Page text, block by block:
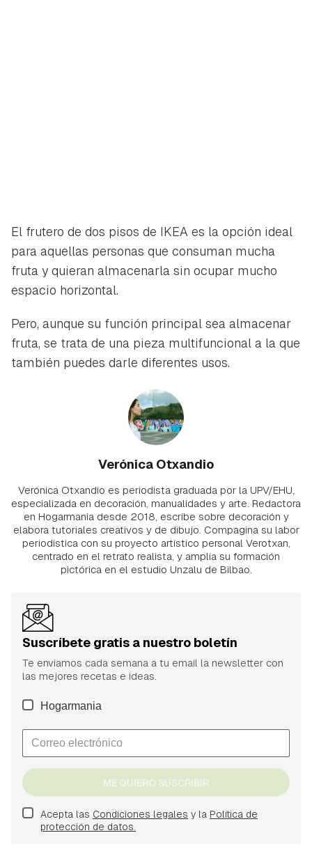
El frutero de dos pisos de IKEA es la opción ideal
para aquellas personas que consuman mucha
fruta y quieran almacenarla sin ocupar mucho
espacio horizontal.
Pero, aunque su función principal sea almacenar
fruta, se trata de una pieza multifuncional a la que
también puedes darle diferentes usos.
Verónica Otxandio
Verónica Otxandio es periodista graduada por la UPV/EHU,
especializada en decoración, manualidades y arte. Redactora
en Hogarmania desde 2018, escribe sobre decoración y
elabora tutoriales creativos y de dibujo. Compagina su labor
periodística con su proyecto artístico personal Verotxan,
centrado en el retrato realista, y amplía su formación
pictórica en el estudio Unzalu de Bilbao.
Suscríbete gratis a nuestro boletín
Te enviamos cada semana a tu email la newsletter con
las mejores recetas e ideas.
Hogarmania
ME QUIERO SUSCRIBIR
Acepta las Condiciones legales y la Política de
protección de datos.